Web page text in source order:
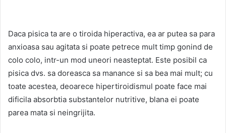
Daca pisica ta are o tiroida hiperactiva, ea ar putea sa para
anxioasa sau agitata si poate petrece mult timp gonind de
colo colo, intr-un mod uneori neasteptat. Este posibil ca
pisica dvs. sa doreasca sa manance si sa bea mai mult; cu
toate acestea, deoarece hipertiroidismul poate face mai
dificila absorbtia substantelor nutritive, blana ei poate
parea mata si neingrijita.